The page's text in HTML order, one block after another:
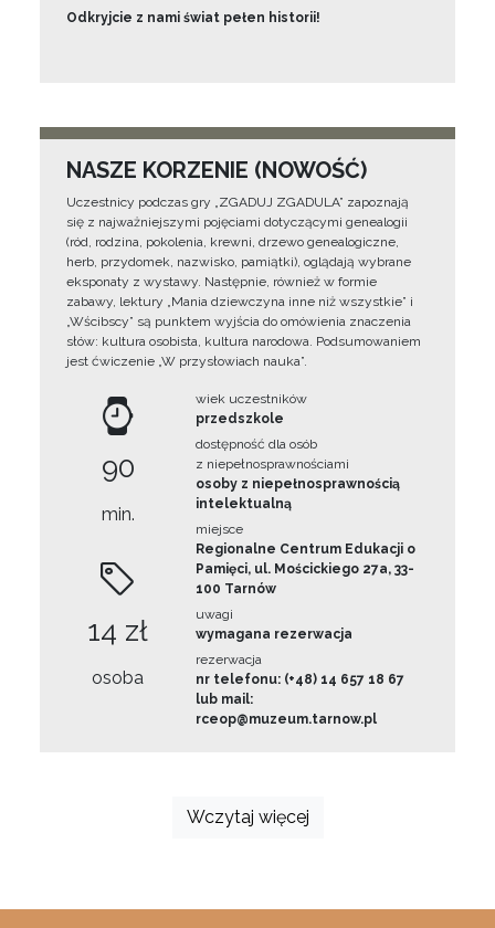
Odkryjcie z nami świat pełen historii!
NASZE KORZENIE (NOWOŚĆ)
Uczestnicy podczas gry „ZGADUJ ZGADULA” zapoznają
się z najważniejszymi pojęciami dotyczącymi genealogii
(ród, rodzina, pokolenia, krewni, drzewo genealogiczne,
herb, przydomek, nazwisko, pamiątki), oglądają wybrane
eksponaty z wystawy. Następnie, również w formie
zabawy, lektury „Mania dziewczyna inne niż wszystkie” i
„Wścibscy” są punktem wyjścia do omówienia znaczenia
słów: kultura osobista, kultura narodowa. Podsumowaniem
jest ćwiczenie „W przysłowiach nauka”.
90
min.
14 zł
osoba
wiek uczestników
przedszkole
dostępność dla osób
z niepełnosprawnościami
osoby z niepełnosprawnością
intelektualną
miejsce
Regionalne Centrum Edukacji o
Pamięci, ul. Mościckiego 27a, 33-
100 Tarnów
uwagi
wymagana rezerwacja
rezerwacja
nr telefonu: (+48) 14 657 18 67
lub mail:
rceop@muzeum.tarnow.pl
Wczytaj więcej